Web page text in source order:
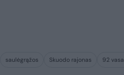
saulėgrąžos Skuodo rajonas 92